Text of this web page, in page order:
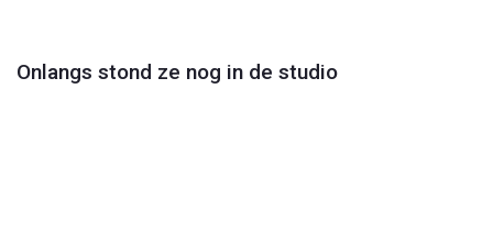
Onlangs stond ze nog in de studio